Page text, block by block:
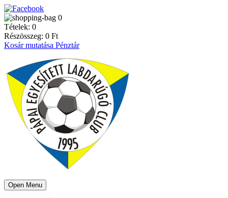
0
Tételek: 0
Részösszeg: 0 Ft
Kosár mutatása Pénztár
Open Menu